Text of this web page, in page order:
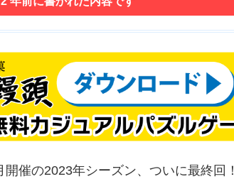
催の2023年シーズン、ついに最終回！